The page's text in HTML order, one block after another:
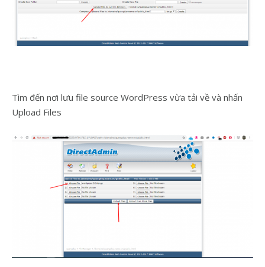
Tìm đến nơi lưu file source WordPress vừa tải về và nhấn
Upload Files